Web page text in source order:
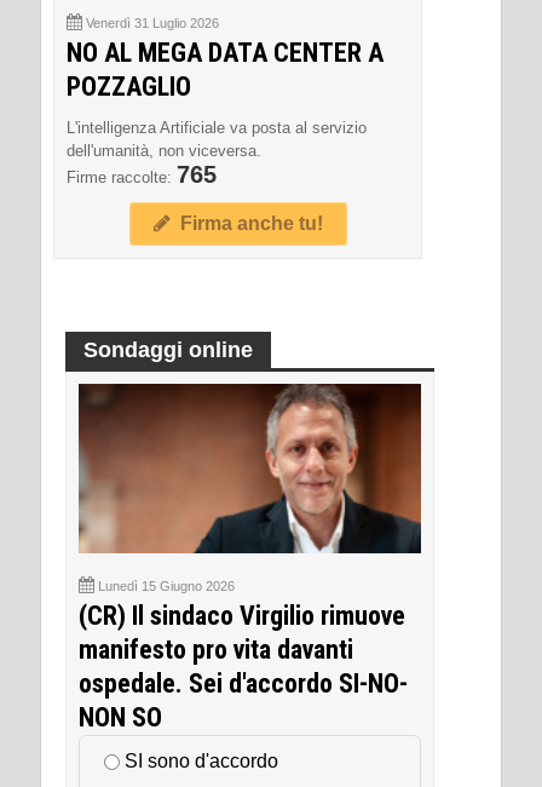
Venerdì 31 Luglio 2026
NO AL MEGA DATA CENTER A
POZZAGLIO
L'intelligenza Artificiale va posta al servizio
dell'umanità, non viceversa.
Firme raccolte: 765
Firma anche tu!
Sondaggi online
Lunedì 15 Giugno 2026
(CR) Il sindaco Virgilio rimuove
manifesto pro vita davanti
ospedale. Sei d'accordo SI-NO-
NON SO
SI sono d'accordo